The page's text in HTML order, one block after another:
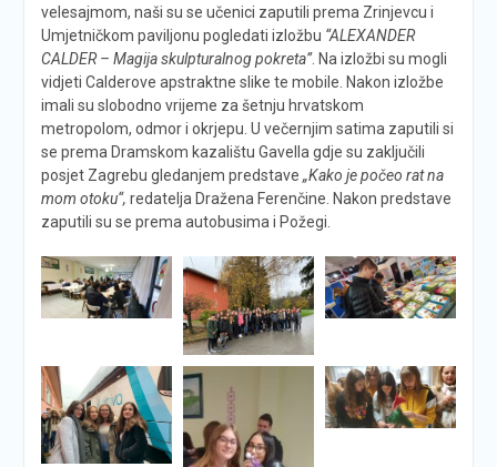
velesajmom, naši su se učenici zaputili prema Zrinjevcu i
Umjetničkom paviljonu pogledati izložbu “ALEXANDER
CALDER – Magija skulpturalnog pokreta”. Na izložbi su mogli
vidjeti Calderove apstraktne slike te mobile. Nakon izložbe
imali su slobodno vrijeme za šetnju hrvatskom
metropolom, odmor i okrjepu. U večernjim satima zaputili si
se prema Dramskom kazalištu Gavella gdje su zaključili
posjet Zagrebu gledanjem predstave „Kako je počeo rat na
mom otoku“, redatelja Dražena Ferenčine. Nakon predstave
zaputili su se prema autobusima i Požegi.